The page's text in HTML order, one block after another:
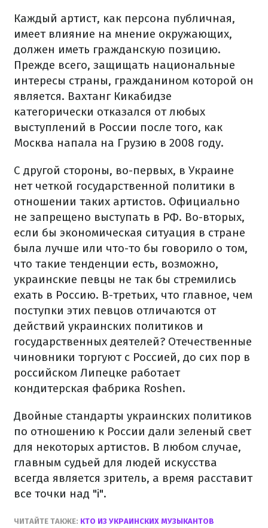
Каждый артист, как персона публичная,
имеет влияние на мнение окружающих,
должен иметь гражданскую позицию.
Прежде всего, защищать национальные
интересы страны, гражданином которой он
является. Вахтанг Кикабидзе
категорически отказался от любых
выступлений в России после того, как
Москва напала на Грузию в 2008 году.
С другой стороны, во-первых, в Украине
нет четкой государственной политики в
отношении таких артистов. Официально
не запрещено выступать в РФ. Во-вторых,
если бы экономическая ситуация в стране
была лучше или что-то бы говорило о том,
что такие тенденции есть, возможно,
украинские певцы не так бы стремились
ехать в Россию. В-третьих, что главное, чем
поступки этих певцов отличаются от
действий украинских политиков и
государственных деятелей? Отечественные
чиновники торгуют с Россией, до сих пор в
российском Липецке работает
кондитерская фабрика Roshen.
Двойные стандарты украинских политиков
по отношению к России дали зеленый свет
для некоторых артистов. В любом случае,
главным судьей для людей искусства
всегда является зритель, а время расставит
все точки над "і".
ЧИТАЙТЕ ТАКЖЕ: КТО ИЗ УКРАИНСКИХ МУЗЫКАНТОВ